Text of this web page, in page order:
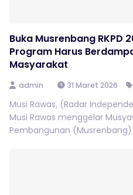
Buka Musrenbang RKPD
Program Harus
Masyarakat
admin 31 Maret 2026
Musi Rawas, (Radar
Musi Rawas menggelar
Pembangunan (Musrenbang)